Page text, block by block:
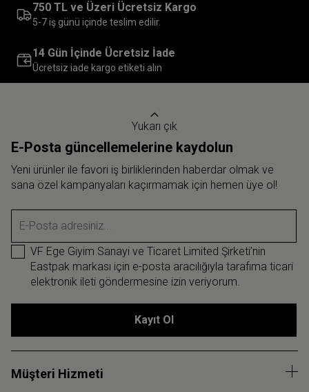
750 TL ve Üzeri Ücretsiz Kargo
5-7 iş günü içinde teslim edilir.
14 Gün İçinde Ücretsiz İade
Ücretsiz iade kargo etiketi alın
Yukarı çık
E-Posta güncellemelerine kaydolun
Yeni ürünler ile favori iş birliklerinden haberdar olmak ve
sana özel kampanyaları kaçırmamak için hemen üye ol!
E-Posta adresiniz...
VF Ege Giyim Sanayi ve Ticaret Limited Şirketi’nin
Eastpak markası için e-posta aracılığıyla tarafıma ticari
elektronik ileti göndermesine izin veriyorum.
Kayıt Ol
Müşteri Hizmeti